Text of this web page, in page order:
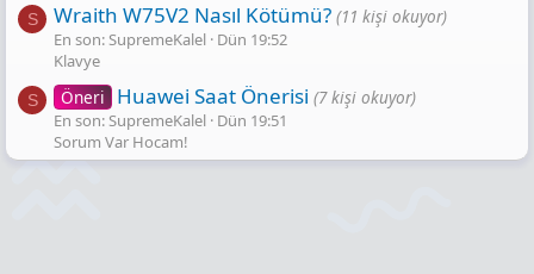
www.akakce.com
Fiyatları, Özellikleri ve Yorumları | En Ucuzu
Akakçe
En ucuz DeepCool CC560 Siyah ATX Oyuncu Kasası
fiyatlarını Akakçe ile takip et! DeepCool CC560 Siyah
S Wraith W75V2 Nasıl Kötümü? (11 kişi okuyor)
En son: SupremeKalel Dün 19:52
Klavye
S Öneri Huawei Saat Önerisi (7 kişi okuyor)
En son: SupremeKalel Dün 19:51
Sorum Var Hocam!